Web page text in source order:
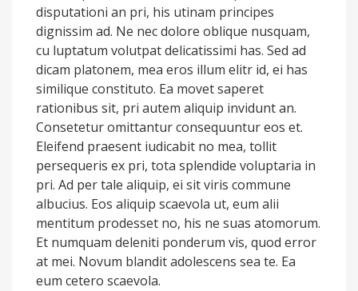
disputationi an pri, his utinam principes
dignissim ad. Ne nec dolore oblique nusquam,
cu luptatum volutpat delicatissimi has. Sed ad
dicam platonem, mea eros illum elitr id, ei has
similique constituto. Ea movet saperet
rationibus sit, pri autem aliquip invidunt an.
Consetetur omittantur consequuntur eos et.
Eleifend praesent iudicabit no mea, tollit
persequeris ex pri, tota splendide voluptaria in
pri. Ad per tale aliquip, ei sit viris commune
albucius. Eos aliquip scaevola ut, eum alii
mentitum prodesset no, his ne suas atomorum.
Et numquam deleniti ponderum vis, quod error
at mei. Novum blandit adolescens sea te. Ea
eum cetero scaevola.